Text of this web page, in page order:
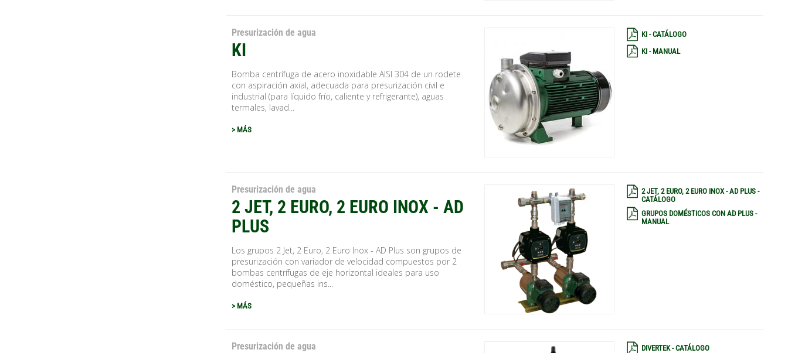
Presurización de agua
KI
Bomba centrífuga de acero inoxidable AISI 304 de un rodete
con aspiración axial, adecuada para presurización civil e
industrial (para líquido frío, caliente y refrigerante), aguas
termales, lavad...
> MÁS
KI - CATÁLOGO
KI - MANUAL
Presurización de agua
2 JET, 2 EURO, 2 EURO INOX - AD
PLUS
Los grupos 2 Jet, 2 Euro, 2 Euro Inox - AD Plus son grupos de
presurización con variador de velocidad compuestos por 2
bombas centrífugas de eje horizontal ideales para uso
doméstico, pequeñas ins...
> MÁS
2 JET, 2 EURO, 2 EURO INOX - AD PLUS -
CATÁLOGO
GRUPOS DOMÉSTICOS CON AD PLUS -
MANUAL
Presurización de agua
DIVERTEK - CATÁLOGO